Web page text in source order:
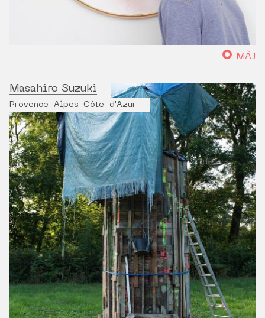
MÀJ
Masahiro Suzuki
Provence-Alpes-Côte-d'Azur